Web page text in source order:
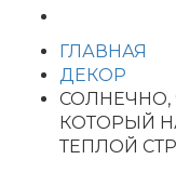
ГЛАВНАЯ
ДЕКОР
СОЛНЕЧНО,
КОТОРЫЙ
ТЕПЛОЙ